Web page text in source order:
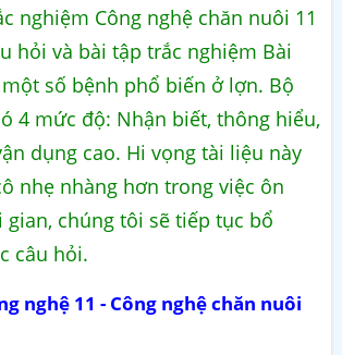
nghiệm Công nghệ chăn nuôi 11
hỏi và bài tập trắc nghiệm Bài
số bệnh phổ biến ở lợn. Bộ
4 mức độ: Nhận biết, thông hiểu,
dụng cao. Hi vọng tài liệu này
nhẹ nhàng hơn trong việc ôn
gian, chúng tôi sẽ tiếp tục bổ
câu hỏi.
nghệ 11 - Công nghệ chăn nuôi